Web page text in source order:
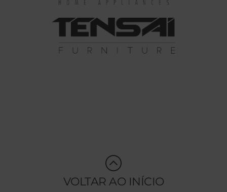
VOLTAR AO INÍCIO